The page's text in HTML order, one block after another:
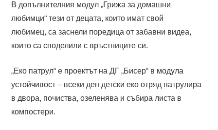
В допълнителния модул „Грижа за домашни
любимци“ тези от децата, които имат свой
любимец, са заснели поредица от забавни видеа,
които са споделили с връстниците си.
„Еко патрул“ е проектът на ДГ „Бисер“ в модула
устойчивост – всеки ден детски еко отряд патрулира
в двора, почиства, озеленява и събира листа в
компостери.